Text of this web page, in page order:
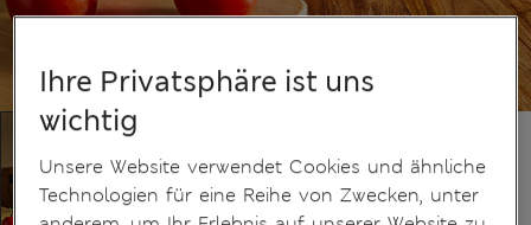
Ihre Privatsphäre ist uns
wichtig
Unsere Website verwendet Cookies und ähnliche
Technologien für eine Reihe von Zwecken, unter